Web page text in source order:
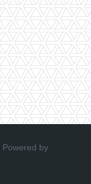
Powered by